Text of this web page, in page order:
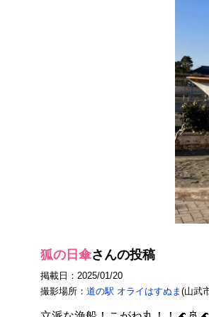
狐の日傘さんの投稿
掲載日：2025/01/20
撮影場所： 道の駅 オライはすぬま (山武